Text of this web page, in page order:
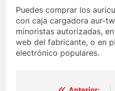
Puedes comprar los
con caja cargadora aur-
minoristas autorizadas,
web del fabricante, o en
electrónico populares.